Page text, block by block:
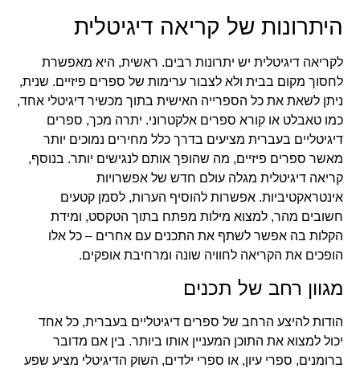
היתרונות של קריאה דיגיטלית
לקריאה דיגיטלית יש יתרונות רבים. ראשית, היא מאפשרת
לחסוך מקום בבית ולא לצבור ערימות של ספרים פיזיים. שנית,
ניתן לשאת את כל הספרייה האישית בתוך מכשיר דיגיטלי אחד,
כמו טאבלט או קורא ספרים אלקטרוני. יתרה מכך, ספרים
דיגיטליים בעברית מציעים בדרך כלל מחירים נמוכים יותר
מאשר ספרים פיזיים, מה שהופך אותם לנגישים יותר. בנוסף,
קריאה דיגיטלית מגלה עולם חדש של אפשרויות
אינטראקטיביות. אפשרות להוסיף הערות, לסמן קטעים
חשובים מהר, למצוא מילות מפתח בתוך הטקסט, ומידת
הקלות בה אפשר לשתף את התכנים עם אחרים – כל אלו
הופכים את הקריאה לחוויה שונה ומרחיבת אופקים.
מגוון רחב של תכנים
הודות להיצע הרחב של ספרים דיגיטליים בעברית, כל אחד
יכול למצוא את התוכן המעניין אותו ביותר. בין אם מדובר
ברומנים, ספרי עיון, או ספרי ילדים, השוק הדיגיטלי מציע שפע